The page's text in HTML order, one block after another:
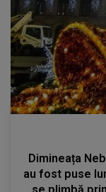
Dimineața
au fost puse
se plimbă